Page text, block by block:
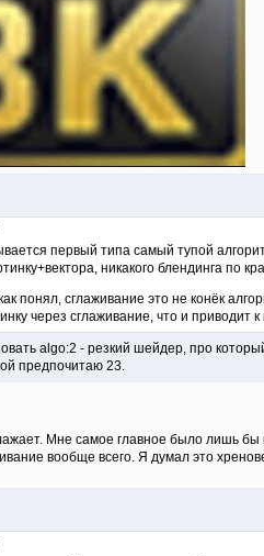
первый типа самый тупой
никакого блендинга по
понял, сглаживание это не конёк
через сглаживание, что и приводит
algo:2 - резкий шейдер, про
предпочитаю 23.
Мне самое главное было лишь
вообще всего. Я думал это